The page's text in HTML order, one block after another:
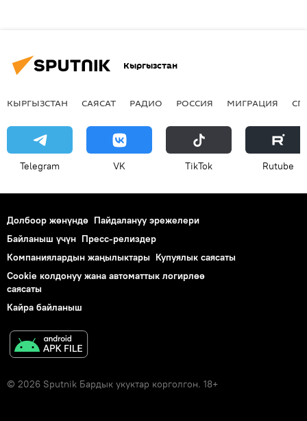
Кыргызстан
КЫРГЫЗСТАН САЯСАТ РАДИО РОССИЯ МИГРАЦИЯ
Telegram VK ТikТоk Rutube
Долбоор жөнүндө Пайдалануу эрежелери
Байланыш үчүн Пресс-релиздер
Компаниялардын жаңылыктары Купуялык саясаты
Cookie колдонуу жана автоматтык логирлөө
саясаты
Кайра байланыш
© 2026 Sputnik Бардык укуктар корголгон. 18+